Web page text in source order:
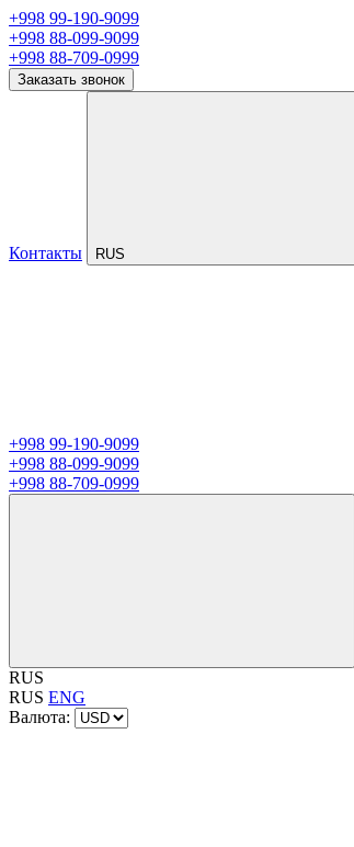
+998 99-190-9099
+998 88-099-9099
+998 88-709-0999
Заказать звонок
Контакты RUS
+998 99-190-9099
+998 88-099-9099
+998 88-709-0999
RUS
RUS ENG
Валюта: